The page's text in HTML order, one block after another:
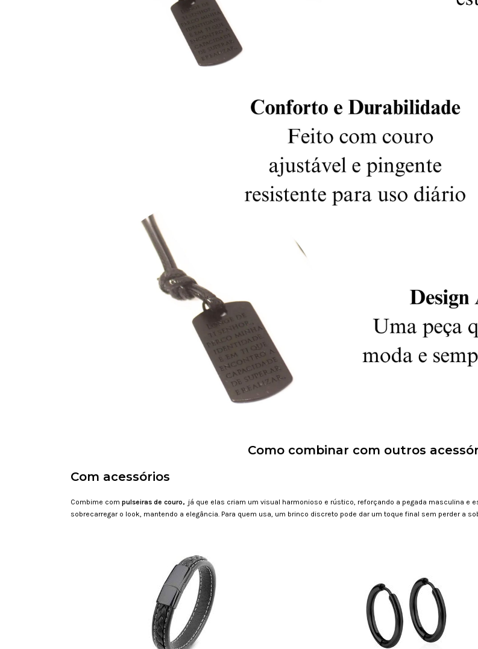
Como combinar com outros
Com acessórios
Combime com pulseiras de couro, já que elas criam um visual harmonioso e rústico, reforçando a pegada masculina e
sobrecarregar o look, mantendo a elegância. Para quem usa, um brinco discreto pode dar um toque final sem perder a